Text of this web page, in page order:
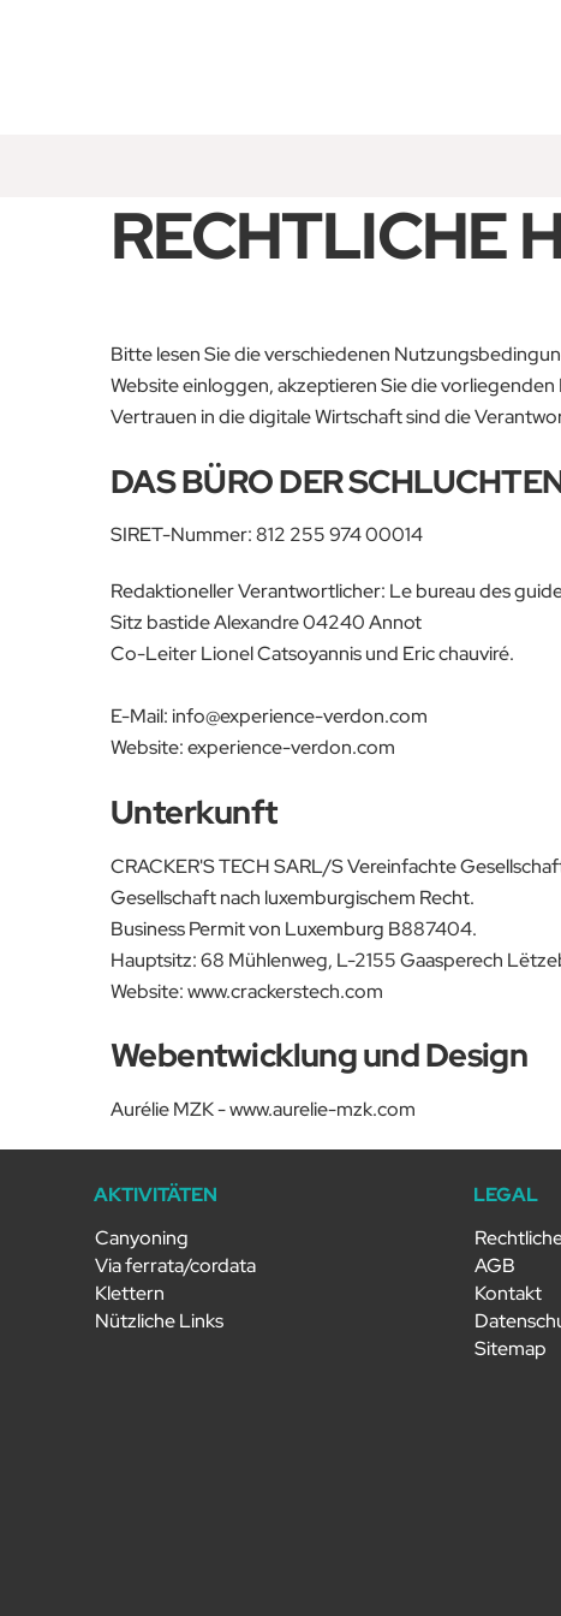
RECHTLICHE
Bitte lesen Sie die verschiedenen
Website einloggen, akzeptieren Sie die
Vertrauen in die digitale Wirtschaft sind die
DAS BÜRO DER
SIRET-Nummer: 812 255 974 00014
Redaktioneller Verantwortlicher: Le bureau des
Sitz bastide Alexandre 04240 Annot
Co-Leiter Lionel Catsoyannis und Eric chauviré.
E-Mail: info@experience-verdon.com
Website: experience-verdon.com
Unterkunft
CRACKER'S TECH SARL/S Vereinfachte
Gesellschaft nach luxemburgischem Recht.
Business Permit von Luxemburg B887404.
Hauptsitz: 68 Mühlenweg, L-2155 Gaasperech
Website: www.crackerstech.com
Webentwicklung und Design
Aurélie MZK - www.aurelie-mzk.com
AKTIVITÄTEN
Canyoning
Via ferrata/cordata
Klettern
Nützliche Links
LEGAL
AGB
Kontakt
Sitemap